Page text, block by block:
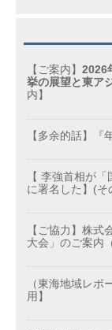
【ご案内】 2026
挙の展望と東ア
内】
【多余的話】『
【 李強首相が
に署名した】(そ
【ご協力】株
大会」のご案内
（東海地域レポ
用】